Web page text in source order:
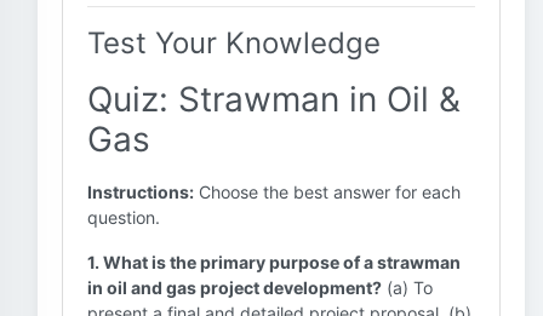
Test Your Knowledge
Quiz: Strawman in Oil &
Gas
Instructions: Choose the best answer for each
question.
1. What is the primary purpose of a strawman
in oil and gas project development? (a) To